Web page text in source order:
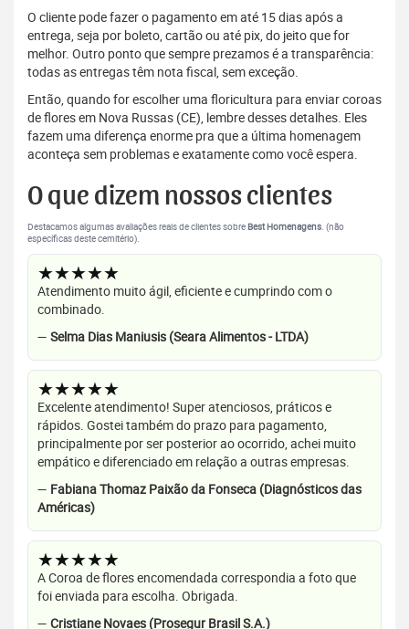
O cliente pode fazer o pagamento em até 15 dias após a
entrega, seja por boleto, cartão ou até pix, do jeito que for
melhor. Outro ponto que sempre prezamos é a transparência:
todas as entregas têm nota fiscal, sem exceção.
Então, quando for escolher uma floricultura para enviar coroas
de flores em Nova Russas (CE), lembre desses detalhes. Eles
fazem uma diferença enorme pra que a última homenagem
aconteça sem problemas e exatamente como você espera.
O que dizem nossos clientes
Destacamos algumas avaliações reais de clientes sobre Best Homenagens. (não
específicas deste cemitério).
★★★★★
Atendimento muito ágil, eficiente e cumprindo com o
combinado.
— Selma Dias Maniusis (Seara Alimentos - LTDA)
★★★★★
Excelente atendimento! Super atenciosos, práticos e
rápidos. Gostei também do prazo para pagamento,
principalmente por ser posterior ao ocorrido, achei muito
empático e diferenciado em relação a outras empresas.
— Fabiana Thomaz Paixão da Fonseca (Diagnósticos das
Américas)
★★★★★
A Coroa de flores encomendada correspondia a foto que
foi enviada para escolha. Obrigada.
— Cristiane Novaes (Prosegur Brasil S.A.)